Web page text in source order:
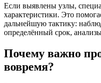
Если выявлены узлы,
характеристики. Это
дальнейшую тактику:
определённый срок,
Почему важно
вовремя?